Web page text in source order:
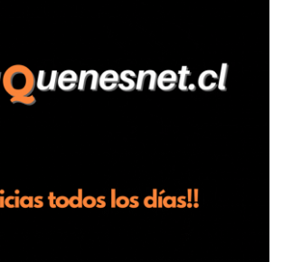
descendió del vehículo y, en medio de la
tomado de los hombros, empujado al
golpes de pies y manos, mientr...